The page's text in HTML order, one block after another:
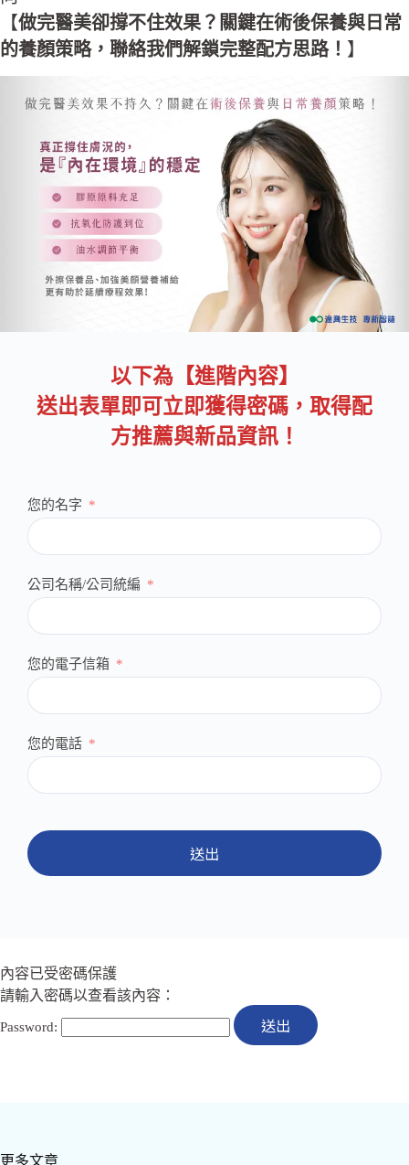
【做完醫美卻撐不住效果？關鍵在術後保養與日常
的養顏策略，聯絡我們解鎖完整配方思路！ 】
以下為【進階內容】
送出表單即可立即獲得密碼，取得配
方推薦與新品資訊！
您的名字
公司名稱/公司統編
您的電子信箱
您的電話
送出
內容已受密碼保護
請輸入密碼以查看該內容：
Password:
更多文章